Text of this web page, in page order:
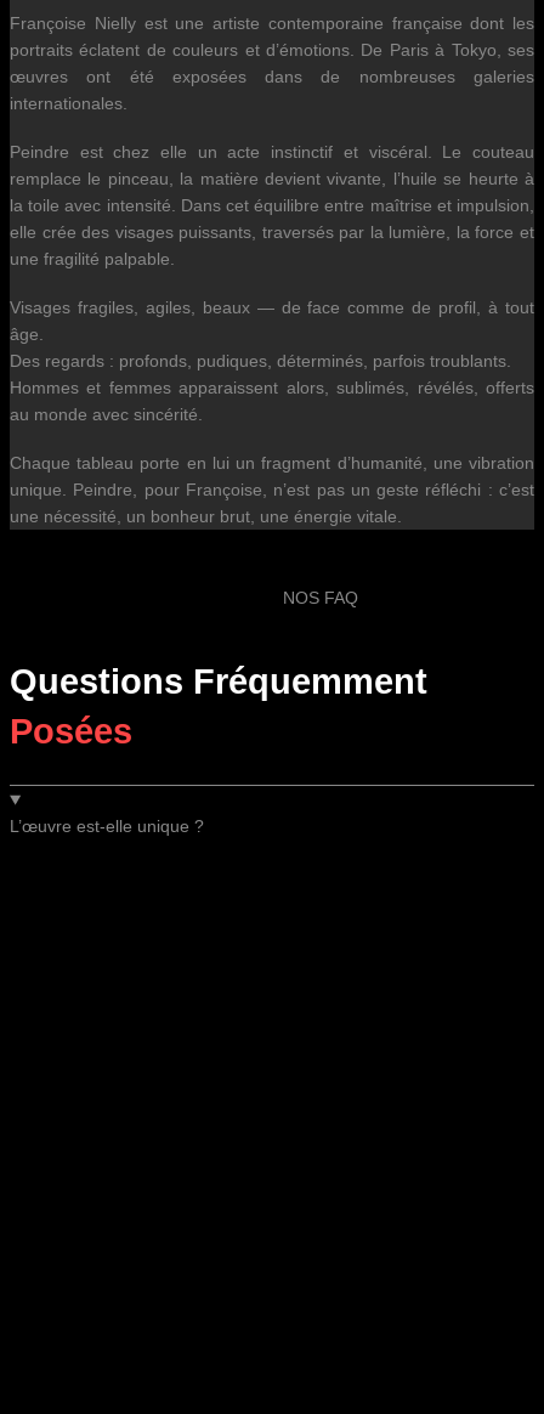
Françoise Nielly est une artiste contemporaine française dont les
portraits éclatent de couleurs et d’émotions. De Paris à Tokyo, ses
œuvres ont été exposées dans de nombreuses galeries
internationales.
Peindre est chez elle un acte instinctif et viscéral. Le couteau
remplace le pinceau, la matière devient vivante, l’huile se heurte à
la toile avec intensité. Dans cet équilibre entre maîtrise et impulsion,
elle crée des visages puissants, traversés par la lumière, la force et
une fragilité palpable.
Visages fragiles, agiles, beaux — de face comme de profil, à tout
âge.
Des regards : profonds, pudiques, déterminés, parfois troublants.
Hommes et femmes apparaissent alors, sublimés, révélés, offerts
au monde avec sincérité.
Chaque tableau porte en lui un fragment d’humanité, une vibration
unique. Peindre, pour Françoise, n’est pas un geste réfléchi : c’est
une nécessité, un bonheur brut, une énergie vitale.
NOS FAQ
Questions Fréquemment
Posées
L’œuvre est-elle unique ?